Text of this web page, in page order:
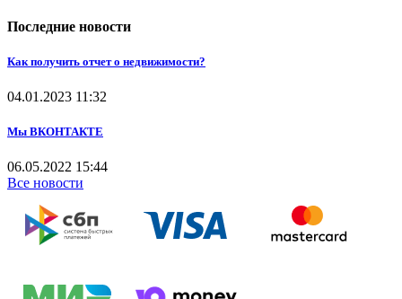
Последние новости
Как получить отчет о недвижимости?
04.01.2023 11:32
Мы ВКОНТАКТЕ
06.05.2022 15:44
Все новости